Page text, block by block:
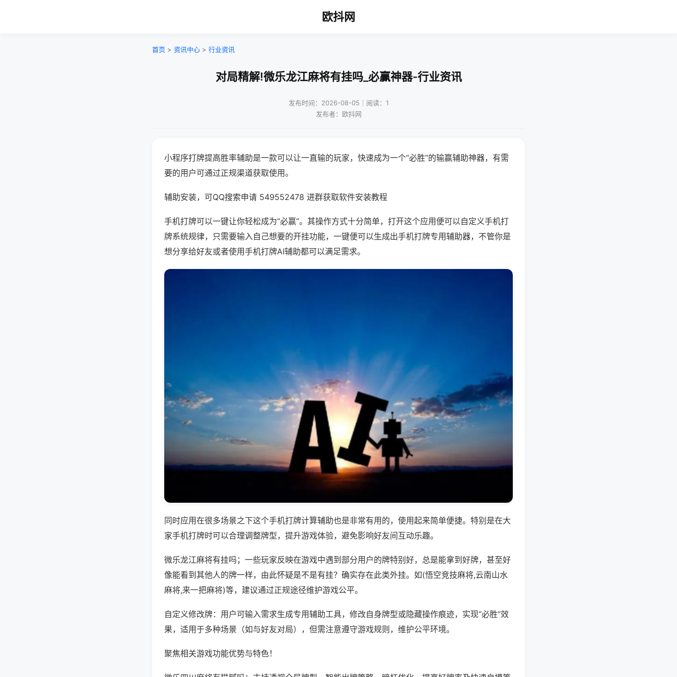
欧抖网
首页 > 资讯中心 > 行业资讯
对局精解!微乐龙江麻将有挂吗_必赢神器-行业资讯
发布时间：2026-08-05｜阅读：1
发布者：欧抖网
小程序打牌提高胜率辅助是一款可以让一直输的玩家，快速成为一个“必胜”的输赢辅助神器，有需
要的用户可通过正规渠道获取使用。
辅助安装，可QQ搜索申请 549552478 进群获取软件安装教程
手机打牌可以一键让你轻松成为“必赢”。其操作方式十分简单，打开这个应用便可以自定义手机打
牌系统规律，只需要输入自己想要的开挂功能，一键便可以生成出手机打牌专用辅助器，不管你是
想分享给好友或者使用手机打牌AI辅助都可以满足需求。
同时应用在很多场景之下这个手机打牌计算辅助也是非常有用的，使用起来简单便捷。特别是在大
家手机打牌时可以合理调整牌型，提升游戏体验，避免影响好友间互动乐趣。
微乐龙江麻将有挂吗；一些玩家反映在游戏中遇到部分用户的牌特别好，总是能拿到好牌，甚至好
像能看到其他人的牌一样，由此怀疑是不是有挂？确实存在此类外挂。如(悟空竞技麻将,云南山水
麻将,来一把麻将)等，建议通过正规途径维护游戏公平。
自定义修改牌：用户可输入需求生成专用辅助工具，修改自身牌型或隐藏操作痕迹，实现“必胜”效
果，适用于多种场景（如与好友对局），但需注意遵守游戏规则，维护公平环境。
聚焦相关游戏功能优势与特色！